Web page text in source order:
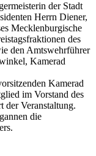
der Stadt
Herrn Diener,
Mecklenburgische
des
den Amtswehrführer
Kamerad
Kamerad
im Vorstand des
der Veranstaltung.
die